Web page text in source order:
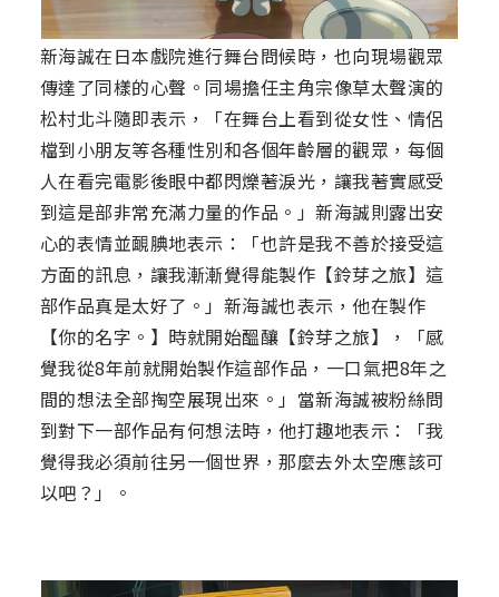
新海誠在日本戲院進行舞台問候時，也向現場觀眾
傳達了同樣的心聲。同場擔任主角宗像草太聲演的
松村北斗隨即表示，「在舞台上看到從女性、情侶
檔到小朋友等各種性別和各個年齡層的觀眾，每個
人在看完電影後眼中都閃爍著淚光，讓我著實感受
到這是部非常充滿力量的作品。」新海誠則露出安
心的表情並靦腆地表示：「也許是我不善於接受這
方面的訊息，讓我漸漸覺得能製作【鈴芽之旅】這
部作品真是太好了。」新海誠也表示，他在製作
【你的名字。】時就開始醞釀【鈴芽之旅】，「感
覺我從8年前就開始製作這部作品，一口氣把8年之
間的想法全部掏空展現出來。」當新海誠被粉絲問
到對下一部作品有何想法時，他打趣地表示：「我
覺得我必須前往另一個世界，那麼去外太空應該可
以吧？」。